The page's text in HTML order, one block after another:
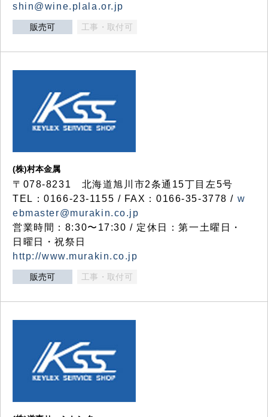
shin@wine.plala.or.jp
販売可 工事・取付可
(株)村本金属
〒078-8231 北海道旭川市2条通15丁目左5号
TEL：0166-23-1155 / FAX：0166-35-3778 / w
ebmaster@murakin.co.jp
営業時間：8:30〜17:30 / 定休日：第一土曜日・
日曜日・祝祭日
http://www.murakin.co.jp
販売可 工事・取付可